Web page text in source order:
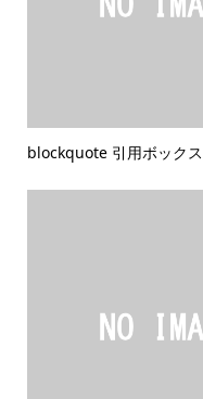
blockquote 引用ボック